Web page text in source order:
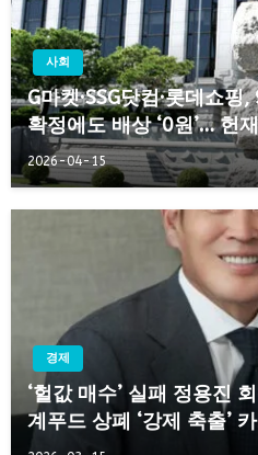
사회
G마켓·SSG닷컴·롯데쇼
확정에도 배상 ‘0원’… 헌
2026-04-15
경제
‘헐값 매수’ 실패 정용진
계푸드 상폐 ‘강제 축출’